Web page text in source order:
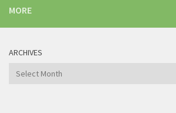
MORE
ARCHIVES
Archives